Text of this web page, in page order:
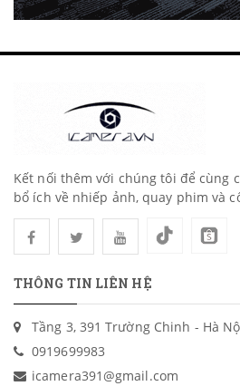
Kết nối thêm với chúng tôi để cùng
bổ ích về nhiếp ảnh, quay phim và
THÔNG TIN LIÊN HỆ
Tầng 3, 391 Trường Chinh - Hà
0919699983
icamera391@gmail.com